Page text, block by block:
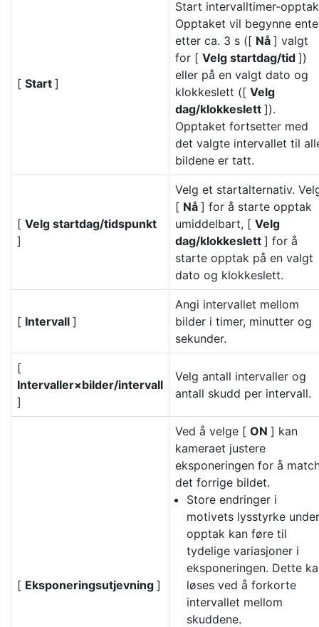
[ Start ]
Start intervalltimer-
Opptaket vil begynne
etter ca. 3 s ([ Nå ] valgt
for [ Velg startdag/tid ])
eller på en valgt dato og
klokkeslett ([ Velg
dag/klokkeslett ]).
Opptaket fortsetter med
det valgte intervallet til
bildene er tatt.
[ Velg startdag/tidspunkt
]
Velg et startalternativ.
[ Nå ] for å starte opptak
umiddelbart, [ Velg
dag/klokkeslett ] for å
starte opptak på en valgt
dato og klokkeslett.
[ Intervall ]
Angi intervallet mellom
bilder i timer, minutter og
sekunder.
[
Intervaller×bilder/intervall
]
Velg antall intervaller og
antall skudd per intervall.
[ Eksponeringsutjevning ]
Ved å velge [ ON ] kan
kameraet justere
eksponeringen for å
det forrige bildet.
Store endringer i
motivets lysstyrke under
opptak kan føre til
tydelige variasjoner i
eksponeringen. Dette
løses ved å forkorte
intervallet mellom
skuddene.